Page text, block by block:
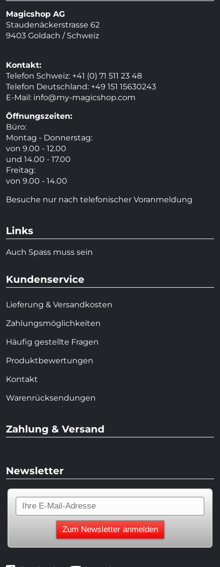
Magicshop AG
Staudenäckerstrasse 62
9403 Goldach / Schweiz
Kontakt:
Telefon Schweiz: +41 (0) 71 511 23 48
Telefon Deutschland: +49 151 15630243
E-Mail: info@my-magicshop.com
Öffnungszeiten:
Büro:
Montag - Donnerstag:
von 9.00 - 12.00
und 14.00 - 17.00
Freitag:
von 9.00 - 14.00
Besuche nur nach telefonischer Voranmeldung
Links
Auch Spass muss sein
Kundenservice
Lieferung & Versandkosten
Zahlungsmöglichkeiten
Häufig gestellte Fragen
Produktbewertungen
Kontakt
Warenrücksendungen
Zahlung & Versand
Newsletter